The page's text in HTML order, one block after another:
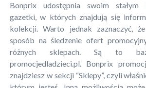
Bonprix udostępnia swoim stałym
gazetki, w których znajdują się
kolekcji. Warto jednak zaznaczyć,
sposób na śledzenie ofert
różnych sklepach. Są to
promocjedladzieci.pl. Bonprix
znajdziesz w sekcji “Sklepy”, czyli